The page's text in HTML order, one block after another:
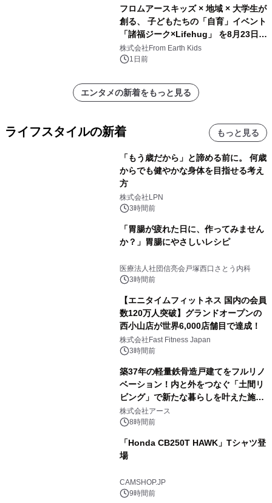
フロムアースキッズ × 地域 × 大学生が
創る、 子どもたちの「自育」イベント
「諸福ジーク×Lifehug」 を8月23日
(日)開催
株式会社From Earth Kids
1日前
エンタメの新着をもっと見る
ライフスタイルの新着 もっと見る
「もう歳だから」と諦める前に。 何歳
からでも健やかな身体を目指せる考え
方
株式会社LPN
3時間前
「胃腸が疲れた日に、作ってみません
か？」胃腸にやさしいレシピ
医療法人社団信亮会戸塚西口さとう内科
3時間前
【エニタイムフィットネス 国内の会員
数120万人突破】グランドオープンの
西小山店が世界6,000店舗目で達成！
株式会社Fast Fitness Japan
3時間前
築37年の軽量鉄骨造戸建てをフルリノ
ベーション！内と外をつなぐ「土間リ
ビング」で新たな暮らしを叶えた施工
事例を株式会社アースが公開
株式会社アース
8時間前
「Honda CB250T HAWK」Tシャツ登
場
CAMSHOP.JP
9時間前